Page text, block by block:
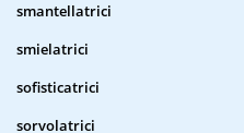
smantellatrici
smielatrici
sofisticatrici
sorvolatrici